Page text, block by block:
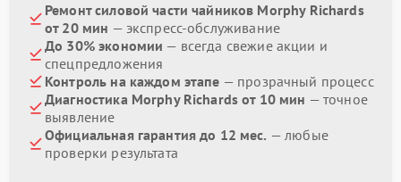
Ремонт силовой части чайников Morphy Richards
от 20 мин — экспресс-обслуживание
До 30% экономии — всегда свежие акции и
спецпредложения
Контроль на каждом этапе — прозрачный процесс
Диагностика Morphy Richards от 10 мин — точное
выявление
Официальная гарантия до 12 мес. — любые
проверки результата